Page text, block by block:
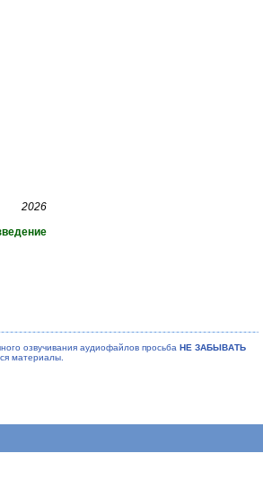
2026
озвучивания аудиофайлов просьба НЕ ЗАБЫВАТЬ
материалы.